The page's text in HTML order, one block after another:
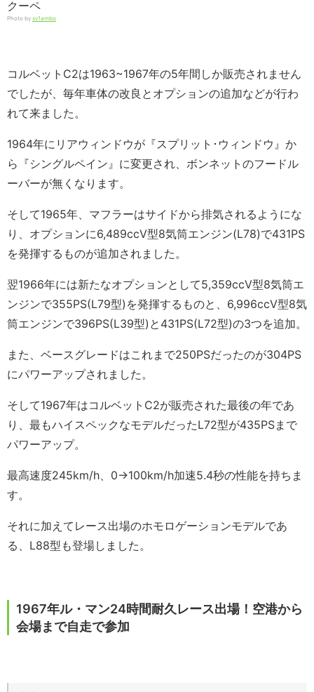
Photo by sv1ambo
コルベットC2は1963~1967年の5年間しか販売されません
でしたが、毎年車体の改良とオプションの追加などが行わ
れて来ました。
1964年にリアウィンドウが『スプリット･ウィンドウ』か
ら『シングルペイン』に変更され、ボンネットのフードル
ーバーが無くなります。
そして1965年、マフラーはサイドから排気されるようにな
り、オプションに6,489ccV型8気筒エンジン(L78)で431PS
を発揮するものが追加されました。
翌1966年には新たなオプションとして5,359ccV型8気筒エ
ンジンで355PS(L79型)を発揮するものと、6,996ccV型8気
筒エンジンで396PS(L39型)と431PS(L72型)の3つを追加。
また、ベースグレードはこれまで250PSだったのが304PS
にパワーアップされました。
そして1967年はコルベットC2が販売された最後の年であ
り、最もハイスペックなモデルだったL72型が435PSまで
パワーアップ。
最高速度245km/h、0→100km/h加速5.4秒の性能を持ちま
す。
それに加えてレース出場のホモロゲーションモデルであ
る、L88型も登場しました。
1967年ル・マン24時間耐久レース出場！空港から
会場まで自走で参加